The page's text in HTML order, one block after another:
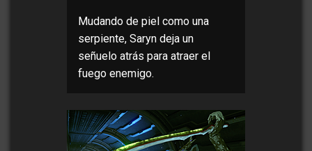
Mudando de piel como una
serpiente, Saryn deja un
señuelo atrás para atraer el
fuego enemigo.